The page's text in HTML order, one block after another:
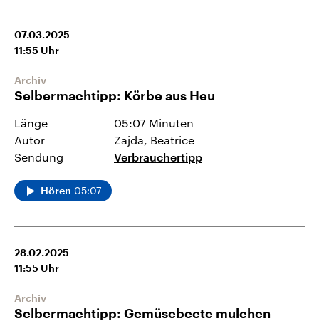
07.03.2025
11:55 Uhr
Archiv
Selbermachtipp: Körbe aus Heu
Länge
05:07 Minuten
Autor
Zajda, Beatrice
Sendung
Verbrauchertipp
Hören 05:07
28.02.2025
11:55 Uhr
Archiv
Selbermachtipp: Gemüsebeete mulchen